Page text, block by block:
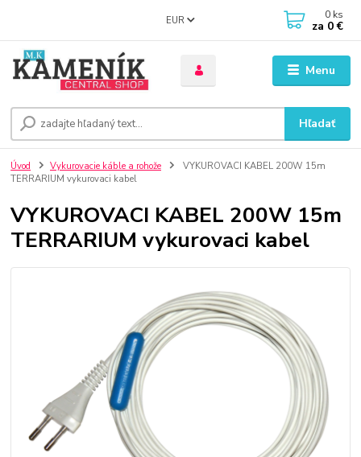
Menu
EUR
Hľadať
0 ks
za 0 €
Úvod Vykurovacie káble a rohože
VYKUROVACI KABEL 200W 15m
TERRARIUM vykurovaci kabel
VYKUROVACI KABEL 200W 15m
TERRARIUM vykurovaci kabel